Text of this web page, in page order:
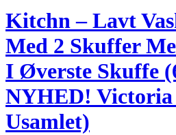
Kitchn – Lavt
Med 2 Skuffer
I Øverste Skuffe
NYHED!
Usamlet)